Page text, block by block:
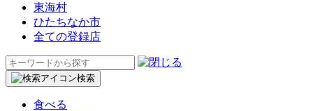
東海村
ひたちなか市
全ての登録店
検
索:
検索
食べる